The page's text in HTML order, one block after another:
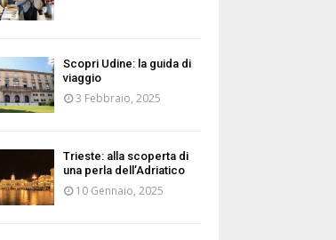
Scopri Udine: la guida di
viaggio
3 Febbraio, 2025
Trieste: alla scoperta di
una perla dell’Adriatico
10 Gennaio, 2025